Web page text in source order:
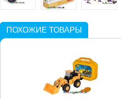
ПОХОЖИЕ ТОВАРЫ